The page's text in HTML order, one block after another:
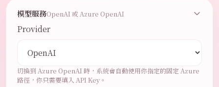
模型服務OpenAI 或 Azure OpenAI
Provider
切換到 Azure OpenAI 時，系統會自動使用你指定的固定 Azure
路徑，你只需要填入 API Key。